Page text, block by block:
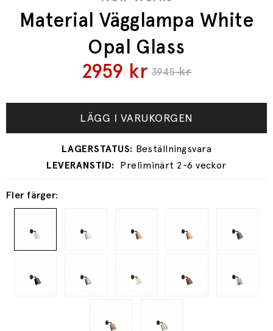
Material Vägglampa White
Opal Glass
3945kr
2959 kr
Fler färger:
LÄGG I VARUKORGEN
Preliminärt 2-6 veckor